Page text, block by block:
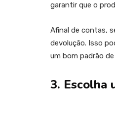
garantir que o
Afinal de contas,
devolução. Isso
um bom padrão
3. Escolha